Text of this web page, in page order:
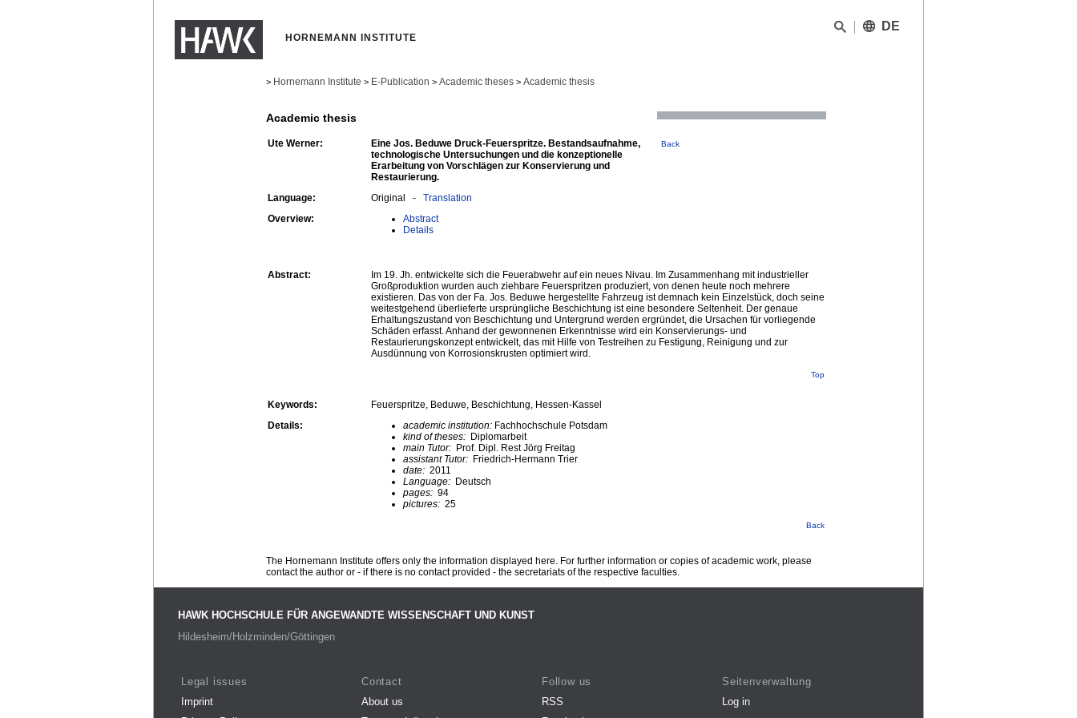
HORNEMANN INSTITUTE
DE
> Hornemann Institute > E-Publication > Academic theses > Academic thesis
Academic thesis
Ute Werner:
Eine Jos. Beduwe Druck-Feuerspritze. Bestandsaufnahme,
technologische Untersuchungen und die konzeptionelle
Erarbeitung von Vorschlägen zur Konservierung und
Restaurierung.
Back
Language: Original - Translation
Overview:
Abstract
Details
Abstract:
Im 19. Jh. entwickelte sich die Feuerabwehr auf ein neues Nivau. Im Zusammenhang mit industrieller
Großproduktion wurden auch ziehbare Feuerspritzen produziert, von denen heute noch mehrere
existieren. Das von der Fa. Jos. Beduwe hergestellte Fahrzeug ist demnach kein Einzelstück, doch seine
weitestgehend überlieferte ursprüngliche Beschichtung ist eine besondere Seltenheit. Der genaue
Erhaltungszustand von Beschichtung und Untergrund werden ergründet, die Ursachen für vorliegende
Schäden erfasst. Anhand der gewonnenen Erkenntnisse wird ein Konservierungs- und
Restaurierungskonzept entwickelt, das mit Hilfe von Testreihen zu Festigung, Reinigung und zur
Ausdünnung von Korrosionskrusten optimiert wird.
Top
Keywords:
Feuerspritze, Beduwe, Beschichtung, Hessen-Kassel
Details:
academic institution: Fachhochschule Potsdam
kind of theses: Diplomarbeit
main Tutor: Prof. Dipl. Rest Jörg Freitag
assistant Tutor: Friedrich-Hermann Trier
date: 2011
Language: Deutsch
pages: 94
pictures: 25
Back
The Hornemann Institute offers only the information displayed here. For further information or copies of academic work, please
contact the author or - if there is no contact provided - the secretariats of the respective faculties.
HAWK HOCHSCHULE FÜR ANGEWANDTE WISSENSCHAFT UND KUNST
Hildesheim/Holzminden/Göttingen
Legal issues
Imprint
Contact
About us
Follow us
RSS
Seitenverwaltung
Log in